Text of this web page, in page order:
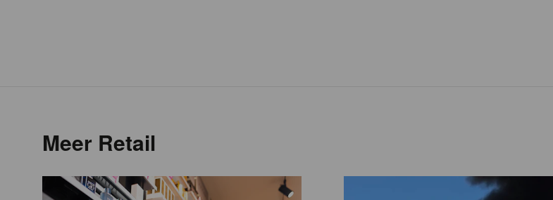
Meer Retail